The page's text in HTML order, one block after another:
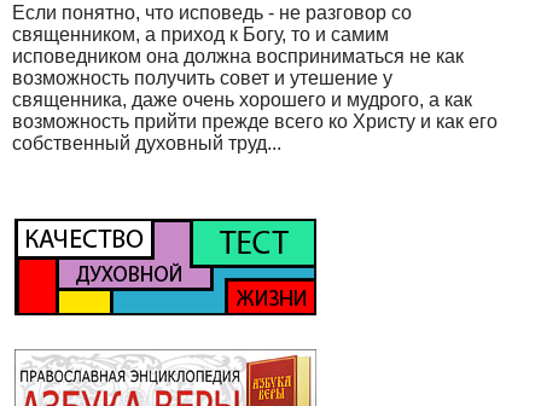
Если понятно, что исповедь - не разговор со
священни­ком, а приход к Богу, то и самим
исповедником она долж­на восприниматься не как
возможность получить совет и утешение у
священника, даже очень хорошего и мудрого, а как
возможность прийти прежде всего ко Христу и как его
собственный духовный труд...